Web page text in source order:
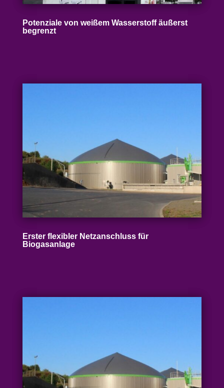
Poten­ziale von weißem Wasser­stoff äußerst
begrenzt
Erster flexibler Netz­an­schluss für
Biogasanlage